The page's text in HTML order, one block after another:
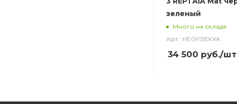
зеленый
Много на складе
Арт.: HE0913EKXK
34 500 руб./шт